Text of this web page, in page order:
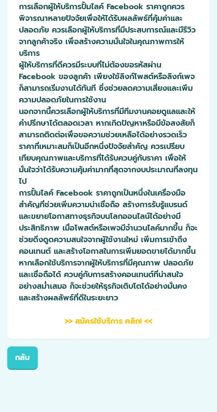
การเลือกผู้ให้บริการปั้มไลค์ Facebook ราคาถูกควร
พิจารณาหลายปัจจัยเพื่อให้ได้รับผลลัพธ์ที่คุ้มค่าและ
ปลอดภัย ควรเลือกผู้ให้บริการที่มีประสบการณ์และมีรีวิว
จากลูกค้าจริง เพื่อสร้างความมั่นใจในคุณภาพการให้
บริการ
ผู้ให้บริการที่ดีควรมีระบบที่ไม่ต้องขอรหัสผ่าน
Facebook ของลูกค้า เพียงใช้ลิงก์โพสต์หรือลิงก์เพจ
ก็สามารถเริ่มงานได้ทันที ซึ่งช่วยลดความเสี่ยงและเพิ่ม
ความปลอดภัยในการใช้งาน
นอกจากนี้ควรเลือกผู้ให้บริการที่มีทีมงานคอยดูแลและให้
คำปรึกษาได้ตลอดเวลา หากเกิดปัญหาหรือมีข้อสงสัยก็
สามารถติดต่อเพื่อขอความช่วยเหลือได้อย่างรวดเร็ว
ราคาที่เหมาะสมก็เป็นอีกหนึ่งปัจจัยสำคัญ ควรเปรียบ
เทียบคุณภาพและบริการที่ได้รับควบคู่กับราคา เพื่อให้
มั่นใจว่าได้รับความคุ้มค่ามากที่สุดจากงบประมาณที่ลงทุน
ไป
การปั้มไลค์ Facebook ราคาถูกเป็นหนึ่งในเครื่องมือ
สำคัญที่ช่วยเพิ่มความน่าเชื่อถือ สร้างการรับรู้แบรนด์
และขยายโอกาสทางธุรกิจบนโลกออนไลน์ได้อย่างมี
ประสิทธิภาพ เมื่อโพสต์หรือเพจมีจำนวนไลค์มากขึ้น ก็จะ
ช่วยดึงดูดความสนใจจากผู้ใช้งานใหม่ เพิ่มการเข้าถึง
คอนเทนต์ และสร้างโอกาสในการเพิ่มยอดขายได้มากขึ้น
หากเลือกใช้บริการจากผู้ให้บริการที่มีคุณภาพ ปลอดภัย
และเชื่อถือได้ ควบคู่กับการสร้างคอนเทนต์ที่น่าสนใจ
อย่างสม่ำเสมอ ก็จะช่วยให้ธุรกิจเติบโตได้อย่างมั่นคง
และสร้างผลลัพธ์ที่ดีในระยะยาว
>> สมัครใช้บริการ คลิก! <<
กลับ